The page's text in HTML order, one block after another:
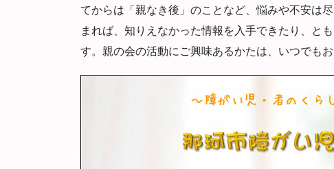
てからは「親なき後」のことなど、悩みや不安は
まれば、知りえなかった情報を入手できたり、と
す。親の会の活動にご興味あるかたは、いつでもお